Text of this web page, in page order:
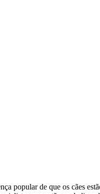
popular de que os cães